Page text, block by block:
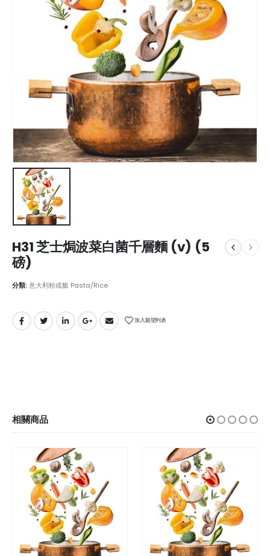
H31 芝士焗波菜白菌千層麵 (v) (5
磅)
分類:意大利粉或飯 Pasta/Rice
加入願望列表
相關商品